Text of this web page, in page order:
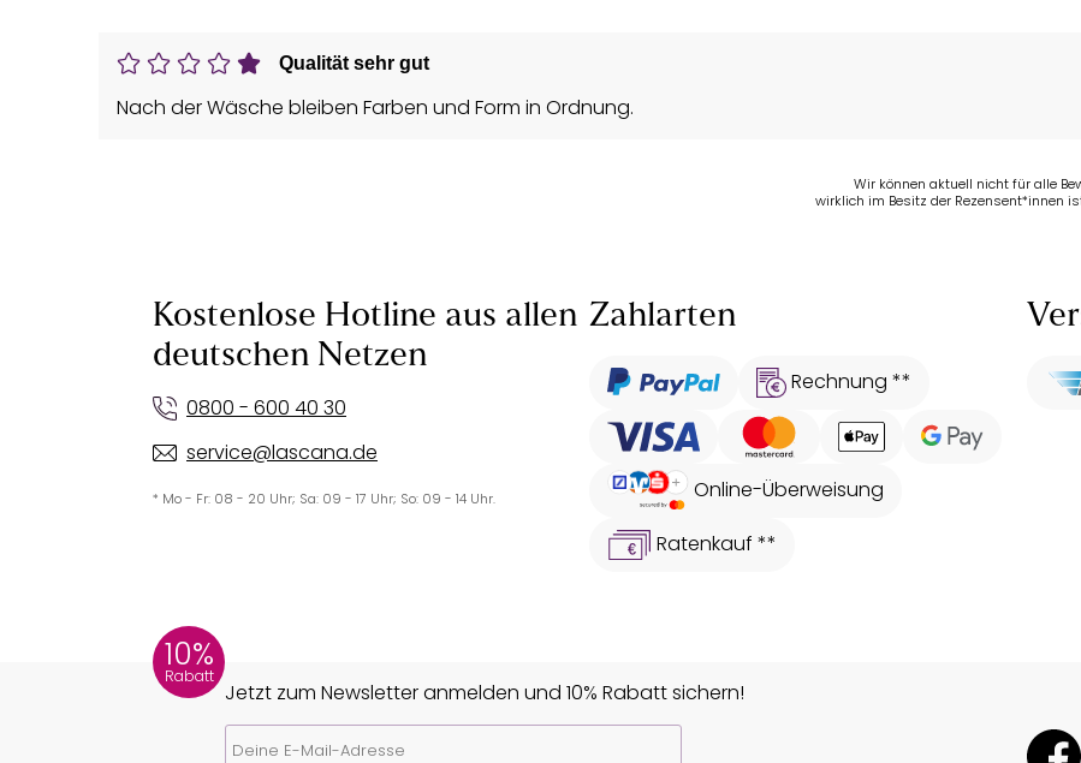
Qualität sehr gut
Nach der Wäsche bleiben Farben und Form in Ordnung.
Wir können aktuell nicht für alle
wirklich im Besitz der Rezensent*innen
Kostenlose Hotline aus allen
deutschen Netzen
0800 - 600 40 30
service@lascana.de
* Mo - Fr: 08 - 20 Uhr; Sa: 09 - 17 Uhr; So: 09 - 14 Uhr.
Zahlarten
Rechnung **
Online-Überweisung
Ratenkauf **
10%
Rabatt
Jetzt zum Newsletter anmelden und 10% Rabatt sichern!